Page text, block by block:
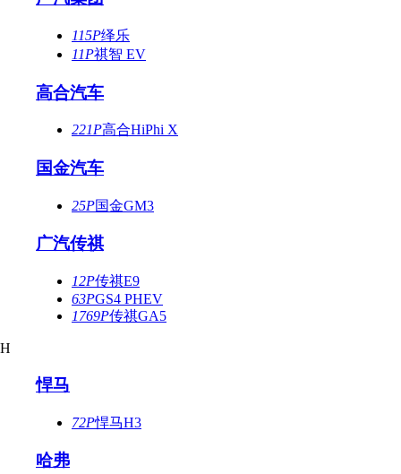
115P绎乐
11P祺智 EV
高合汽车
221P高合HiPhi X
国金汽车
25P国金GM3
广汽传祺
12P传祺E9
63PGS4 PHEV
1769P传祺GA5
H
悍马
72P悍马H3
哈弗